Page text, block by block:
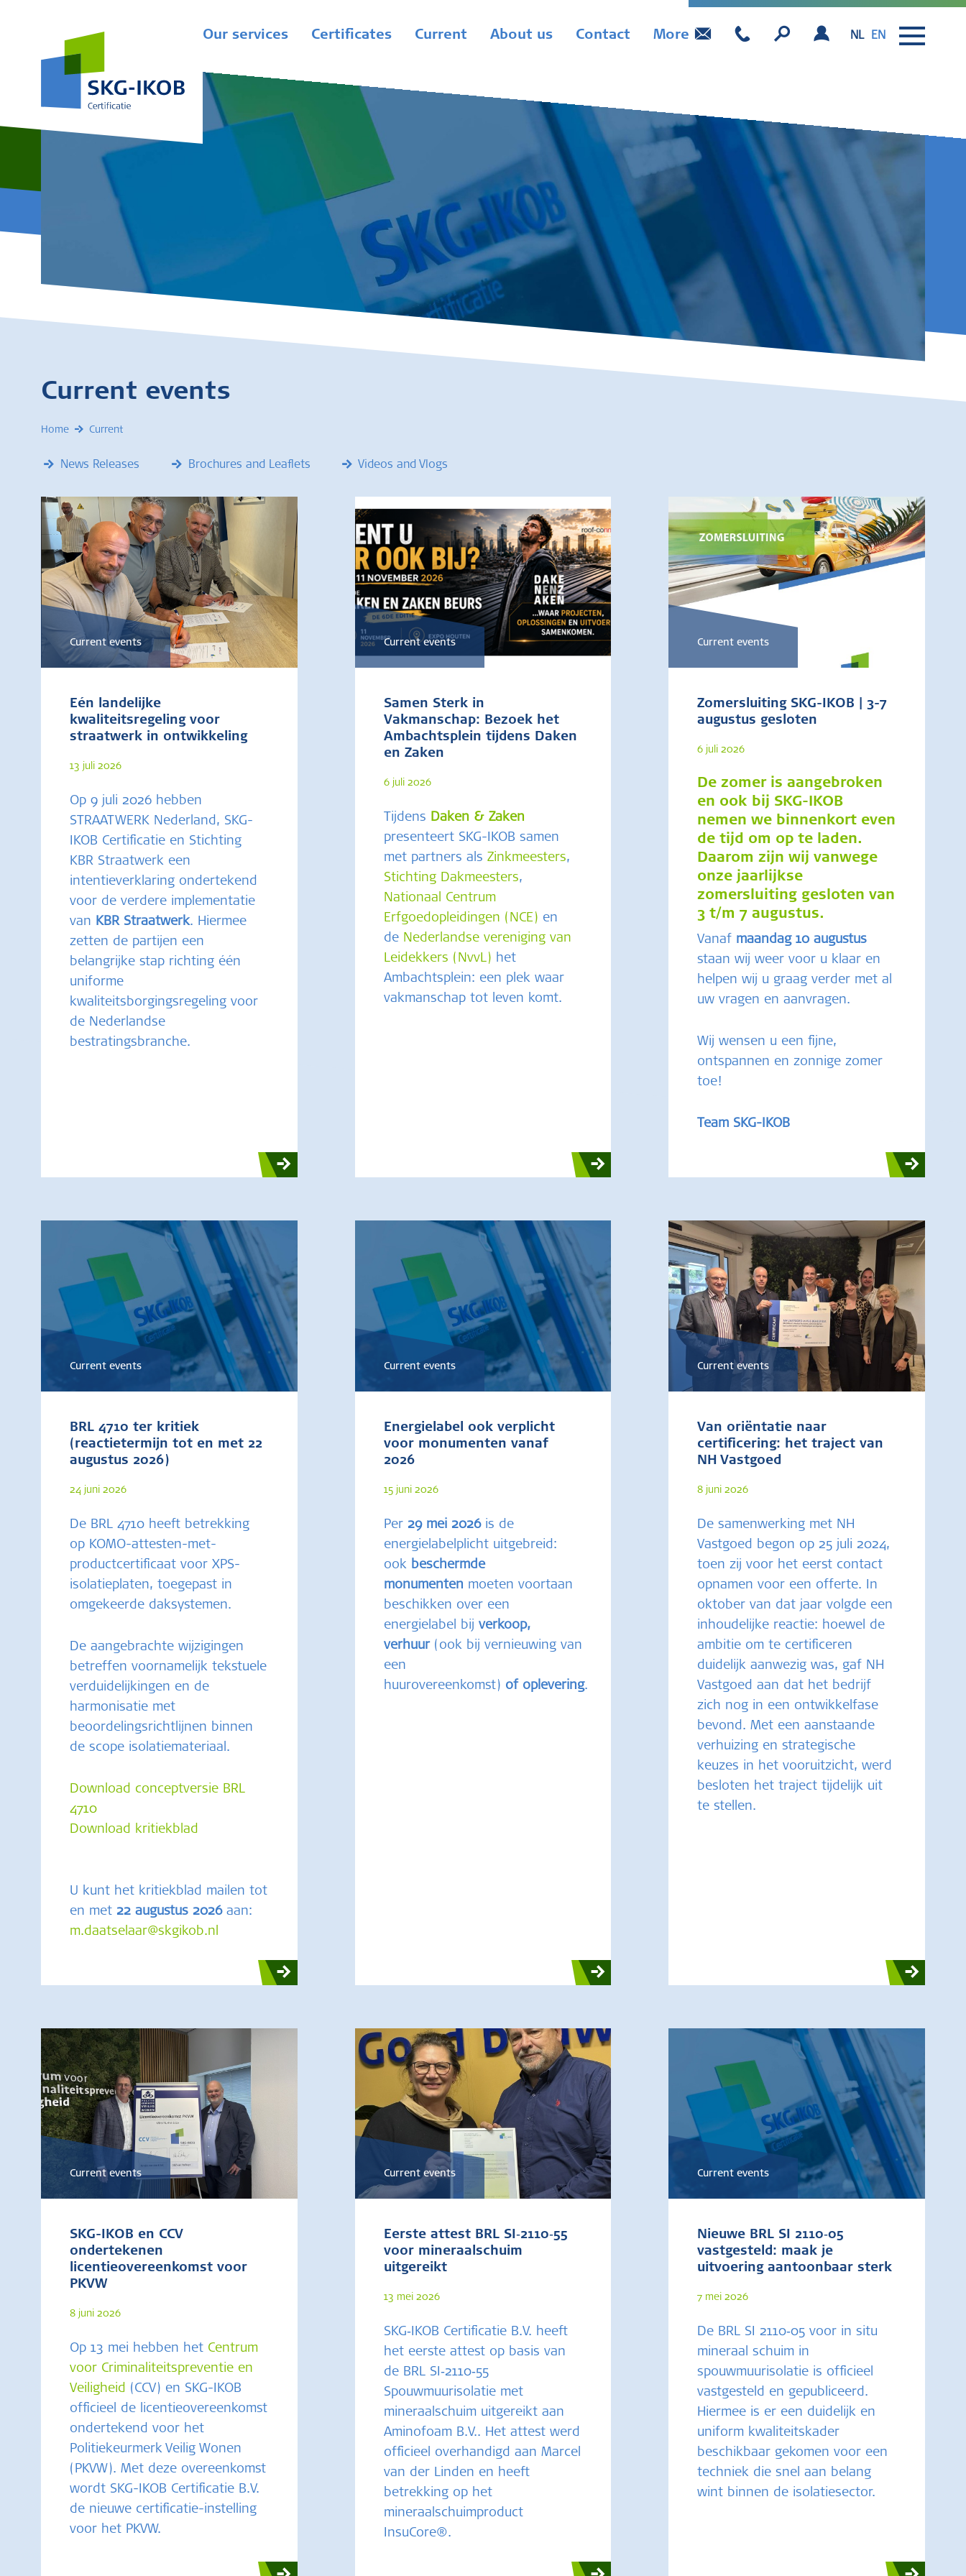
Our services Certificates Current About us Contact More NL EN
Current events
Home Current
News Releases Brochures and Leaflets Videos and Vlogs
Current events
Eén landelijke
kwaliteitsregeling voor
straatwerk in ontwikkeling
13 juli 2026
Op 9 juli 2026 hebben
STRAATWERK Nederland, SKG-
IKOB Certificatie en Stichting
KBR Straatwerk een
intentieverklaring ondertekend
voor de verdere implementatie
van KBR Straatwerk. Hiermee
zetten de partijen een
belangrijke stap richting één
uniforme
kwaliteitsborgingsregeling voor
de Nederlandse
bestratingsbranche.
Current events
Samen Sterk in
Vakmanschap: Bezoek het
Ambachtsplein tijdens Daken
en Zaken
6 juli 2026
Tijdens Daken & Zaken
presenteert SKG-IKOB samen
met partners als Zinkmeesters,
Stichting Dakmeesters,
Nationaal Centrum
Erfgoedopleidingen (NCE) en
de Nederlandse vereniging van
Leidekkers (NvvL) het
Ambachtsplein: een plek waar
vakmanschap tot leven komt.
Current events
Zomersluiting SKG-IKOB | 3-7
augustus gesloten
6 juli 2026
De zomer is aangebroken
en ook bij SKG-IKOB
nemen we binnenkort even
de tijd om op te laden.
Daarom zijn wij vanwege
onze jaarlijkse
zomersluiting gesloten van
3 t/m 7 augustus.
Vanaf maandag 10 augustus
staan wij weer voor u klaar en
helpen wij u graag verder met al
uw vragen en aanvragen.
Wij wensen u een fijne,
ontspannen en zonnige zomer
toe!
Team SKG-IKOB
Current events
BRL 4710 ter kritiek
(reactietermijn tot en met 22
augustus 2026)
24 juni 2026
De BRL 4710 heeft betrekking
op KOMO-attesten-met-
productcertificaat voor XPS-
isolatieplaten, toegepast in
omgekeerde daksystemen.
De aangebrachte wijzigingen
betreffen voornamelijk tekstuele
verduidelijkingen en de
harmonisatie met
beoordelingsrichtlijnen binnen
de scope isolatiemateriaal.
Download conceptversie BRL
4710
Download kritiekblad
U kunt het kritiekblad mailen tot
en met 22 augustus 2026aan:
m.daatselaar@skgikob.nl
Current events
Energielabel ook verplicht
voor monumenten vanaf
2026
15 juni 2026
Per 29 mei 2026is de
energielabelplicht uitgebreid:
ook beschermde
monumenten moeten voortaan
beschikken over een
energielabel bij verkoop,
verhuur (ook bij vernieuwing van
een
huurovereenkomst) of oplevering.
Current events
Van oriëntatie naar
certificering: het traject van
NH Vastgoed
8 juni 2026
De samenwerking met NH
Vastgoed begon op 25 juli 2024,
toen zij voor het eerst contact
opnamen voor een offerte. In
oktober van dat jaar volgde een
inhoudelijke reactie: hoewel de
ambitie om te certificeren
duidelijk aanwezig was, gaf NH
Vastgoed aan dat het bedrijf
zich nog in een ontwikkelfase
bevond. Met een aanstaande
verhuizing en strategische
keuzes in het vooruitzicht, werd
besloten het traject tijdelijk uit
te stellen.
Current events
SKG-IKOB en CCV
ondertekenen
licentieovereenkomst voor
PKVW
8 juni 2026
Op 13 mei hebben het Centrum
voor Criminaliteitspreventie en
Veiligheid (CCV) en SKG-IKOB
officieel de licentieovereenkomst
ondertekend voor het
Politiekeurmerk Veilig Wonen
(PKVW). Met deze overeenkomst
wordt SKG-IKOB Certificatie B.V.
de nieuwe certificatie-instelling
voor het PKVW.
Current events
Eerste attest BRL SI‑2110‑55
voor mineraalschuim
uitgereikt
13 mei 2026
SKG‑IKOB Certificatie B.V. heeft
het eerste attest op basis van
de BRL SI‑2110‑55
Spouwmuurisolatie met
mineraalschuim uitgereikt aan
Aminofoam B.V.. Het attest werd
officieel overhandigd aan Marcel
van der Linden en heeft
betrekking op het
mineraalschuimproduct
InsuCore®.
Current events
Nieuwe BRL SI 2110‑05
vastgesteld: maak je
uitvoering aantoonbaar sterk
7 mei 2026
De BRL SI 2110‑05 voor in situ
mineraal schuim in
spouwmuurisolatie is officieel
vastgesteld en gepubliceerd.
Hiermee is er een duidelijk en
uniform kwaliteitskader
beschikbaar gekomen voor een
techniek die snel aan belang
wint binnen de isolatiesector.